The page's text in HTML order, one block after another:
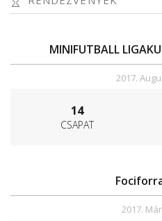
MINIFUTBALL
2017.
14
CSAPAT
2017.